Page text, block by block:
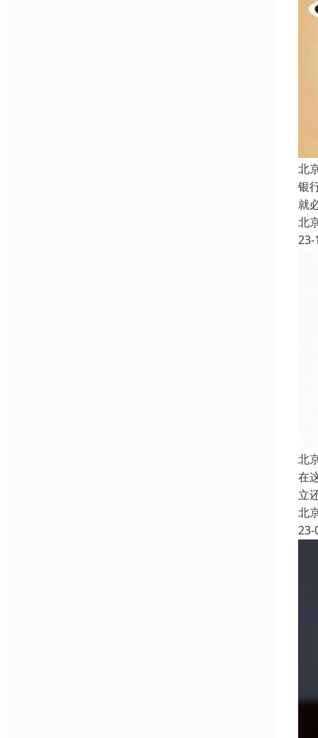
北
银
就
北
23-
北
在
立
北
23-